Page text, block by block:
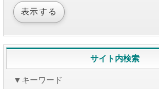
サイト内検索
▼キーワード